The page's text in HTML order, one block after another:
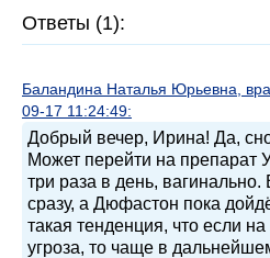
Ответы (1):
Баландина Наталья Юрьевна,
09-17 11:24:49:
Добрый вечер, Ирина! Да,
Может перейти на препарат
три раза в день, вагинально.
сразу, а Дюфастон пока
такая тенденция, что если
угроза, то чаще в